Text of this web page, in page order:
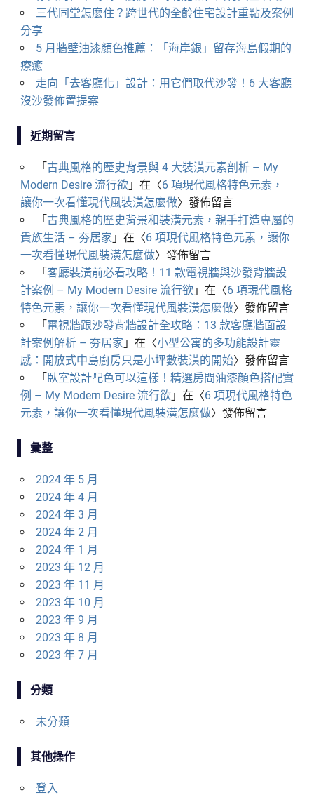
三代同堂怎麼住？跨世代的全齡住宅設計重點及案例
分享
5 月牆壁油漆顏色推薦：「海岸銀」留存海島假期的
療癒
走向「去客廳化」設計：用它們取代沙發！6 大客廳
沒沙發佈置提案
近期留言
「 古典風格的歷史背景與 4 大裝潢元素剖析 – My
Modern Desire 流行欲」在〈6 項現代風格特色元素，
讓你一次看懂現代風裝潢怎麼做〉發佈留言
「 古典風格的歷史背景和裝潢元素，親手打造專屬的
貴族生活 – 夯居家 」在〈6 項現代風格特色元素，讓你
一次看懂現代風裝潢怎麼做〉發佈留言
「 客廳裝潢前必看攻略！11 款電視牆與沙發背牆設
計案例 – My Modern Desire 流行欲」在〈6 項現代風格
特色元素，讓你一次看懂現代風裝潢怎麼做〉發佈留言
「 電視牆跟沙發背牆設計全攻略：13 款客廳牆面設
計案例解析 – 夯居家 」在〈小型公寓的多功能設計靈
感：開放式中島廚房只是小坪數裝潢的開始〉發佈留言
「 臥室設計配色可以這樣！精選房間油漆顏色搭配實
例 – My Modern Desire 流行欲」在〈6 項現代風格特色
元素，讓你一次看懂現代風裝潢怎麼做〉發佈留言
彙整
2024 年 5 月
2024 年 4 月
2024 年 3 月
2024 年 2 月
2024 年 1 月
2023 年 12 月
2023 年 11 月
2023 年 10 月
2023 年 9 月
2023 年 8 月
2023 年 7 月
分類
未分類
其他操作
登入